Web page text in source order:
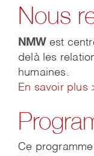
Nous
NMWest
delà les
humaines.
En savoir plus
Ce